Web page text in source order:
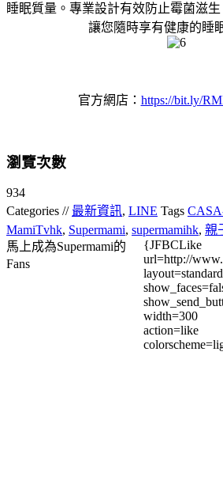
睡眠質量。專業設計有效防止霉菌滋
讓您隨時享有健康的睡
官方網店： https://bit.ly/
瀏覽次數
934
Categories // 最新資訊, LINE Tags
MamiTvhk, Supermami, supermamihk, 親
馬上成為Supermami的
Fans
{JFBCLike
url=http://
layout=standard
width=300
action=like